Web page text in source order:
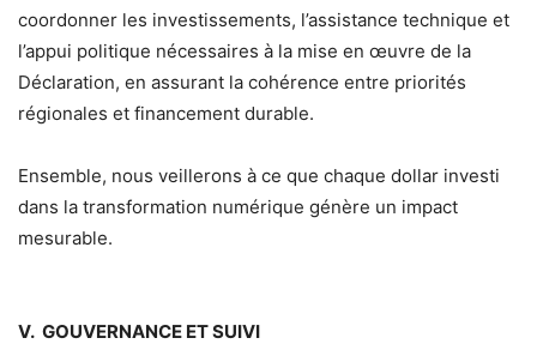
coordonner les investissements, l’assistance technique et
l’appui politique nécessaires à la mise en œuvre de la
Déclaration, en assurant la cohérence entre priorités
régionales et financement durable.
Ensemble, nous veillerons à ce que chaque dollar investi
dans la transformation numérique génère un impact
mesurable.
V. GOUVERNANCE ET SUIVI